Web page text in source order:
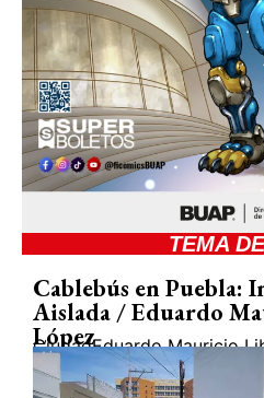
TEMA
Cablebús en Puebla:
Aislada / Eduardo
López
CiudadEduardo Mauricio